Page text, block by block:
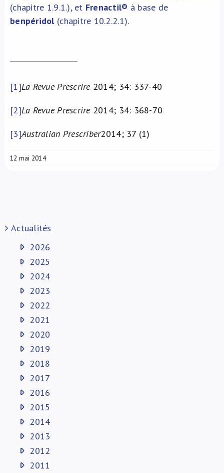
(chapitre 1.9.1.), et Frenactil® à base de
benpéridol(chapitre 10.2.2.1).
[1]La Revue Prescrire2014; 34: 337-40
[2]La Revue Prescrire2014; 34: 368-70
[3]Australian Prescriber2014; 37 (1)
12 mai 2014
Actualités
2026
2025
2024
2023
2022
2021
2020
2019
2018
2017
2016
2015
2014
2013
2012
2011